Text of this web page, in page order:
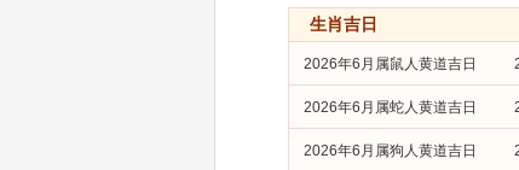
生肖吉日
2026年6月属鼠人黄道吉日
2026年6月属蛇人黄道吉日
2026年6月属狗人黄道吉日